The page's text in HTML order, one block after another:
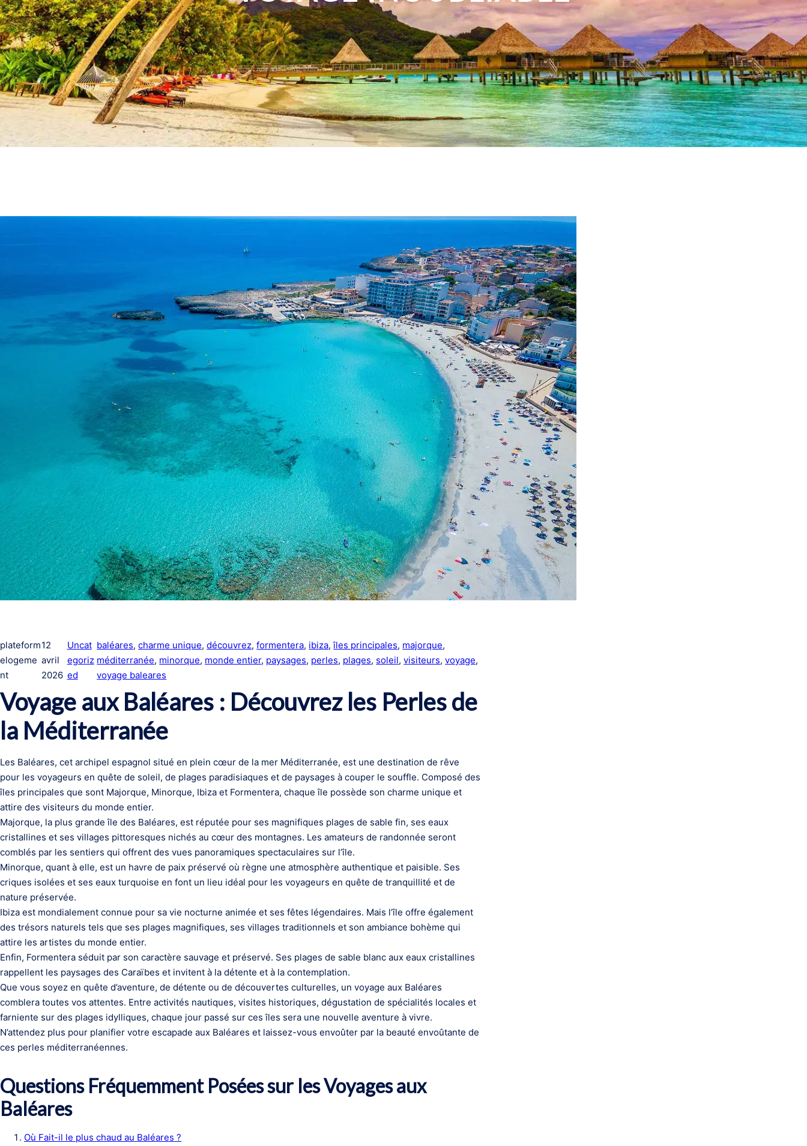
plateform
elogeme
nt
12
avril
2026
Uncat
egoriz
ed
baléares, charme unique, découvrez, formentera, ibiza, îles principales, majorque
méditerranée, minorque, monde entier, paysages, perles, plages, soleil, visiteurs, voyage
voyage baleares
Voyage aux Baléares : Découvrez les Perles de
la Méditerranée
Les Baléares, cet archipel espagnol situé en plein cœur de la mer Méditerranée, est une destination de rêve
pour les voyageurs en quête de soleil, de plages paradisiaques et de paysages à couper le souffle. Composé des
îles principales que sont Majorque, Minorque, Ibiza et Formentera, chaque île possède son charme unique et
attire des visiteurs du monde entier.
Majorque, la plus grande île des Baléares, est réputée pour ses magnifiques plages de sable fin, ses eaux
cristallines et ses villages pittoresques nichés au cœur des montagnes. Les amateurs de randonnée seront
comblés par les sentiers qui offrent des vues panoramiques spectaculaires sur l’île.
Minorque, quant à elle, est un havre de paix préservé où règne une atmosphère authentique et paisible. Ses
criques isolées et ses eaux turquoise en font un lieu idéal pour les voyageurs en quête de tranquillité et de
nature préservée.
Ibiza est mondialement connue pour sa vie nocturne animée et ses fêtes légendaires. Mais l’île offre également
des trésors naturels tels que ses plages magnifiques, ses villages traditionnels et son ambiance bohème qui
attire les artistes du monde entier.
Enfin, Formentera séduit par son caractère sauvage et préservé. Ses plages de sable blanc aux eaux cristallines
rappellent les paysages des Caraïbes et invitent à la détente et à la contemplation.
Que vous soyez en quête d’aventure, de détente ou de découvertes culturelles, un voyage aux Baléares
comblera toutes vos attentes. Entre activités nautiques, visites historiques, dégustation de spécialités locales et
farniente sur des plages idylliques, chaque jour passé sur ces îles sera une nouvelle aventure à vivre.
N’attendez plus pour planifier votre escapade aux Baléares et laissez-vous envoûter par la beauté envoûtante de
ces perles méditerranéennes.
Questions Fréquemment Posées sur les Voyages aux
Baléares
Où Fait-il le plus chaud au Baléares ?